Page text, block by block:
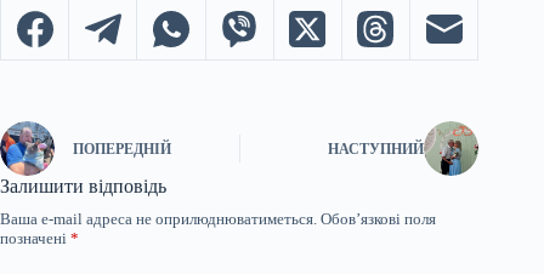
ПОПЕРЕДНІЙ НАСТУПНИЙ
Залишити відповідь
Ваша e-mail адреса не оприлюднюватиметься. Обов’язкові поля
позначені *